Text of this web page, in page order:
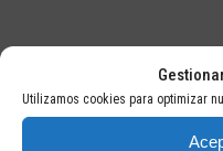
Utilizamos cookies para optimizar